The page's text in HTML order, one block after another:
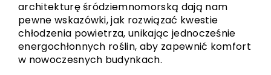
architekturę śródziemnomorską dają nam
pewne wskazówki, jak rozwiązać kwestie
chłodzenia powietrza, unikając jednocześnie
energochłonnych roślin, aby zapewnić komfort
w nowoczesnych budynkach.